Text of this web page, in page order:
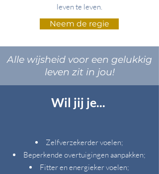
leven te leven.
Neem de regie
Alle wijsheid voor een gelukkig
leven zit in jou!
Wil jij je...
Zelfverzekerder voelen;
Beperkende overtuigingen aanpakken;
Fitter en energieker voelen;